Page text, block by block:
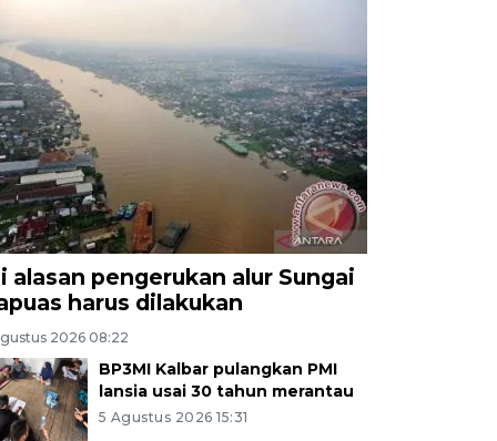
alasan pengerukan alur Sungai
harus dilakukan
2026 08:22
BP3MI Kalbar pulangkan PMI
lansia usai 30 tahun merantau
5 Agustus 2026 15:31